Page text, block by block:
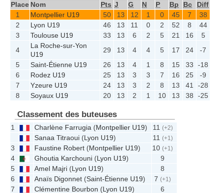
Place Nom Pts J G N P Bp Bc
Diff
1
Montpellier U19 50 13 12 1 0 45 7
38
2
Lyon U19 46 13 11 0 2 52 8
44
3
Toulouse U19 33 13 6 2 5 21 16
5
4
La Roche-sur-Yon
U19
29 13 4 4 5 17 24
-7
5
Saint-Étienne U19 26 13 4 1 8 15 33
-18
6
Rodez U19 25 13 3 3 7 16 25
-9
7
Yzeure U19 24 13 3 2 8 13 41
-28
8
Soyaux U19 20 13 2 1 10 13 38 -25
Classement des buteuses
1 Charlène Farrugia (Montpellier U19) 11 (+2)
Sanaa Titraoui (Lyon U19) 11 (+1)
3 Faustine Robert (Montpellier U19) 10(+1)
4 Ghoutia Karchouni (Lyon U19)
9
5
Amel Majri (Lyon U19)
8
6
Anaïs Digonnet (Saint-Étienne U19) 7(+1)
7 Clémentine Bourbon (Lyon U19) 6